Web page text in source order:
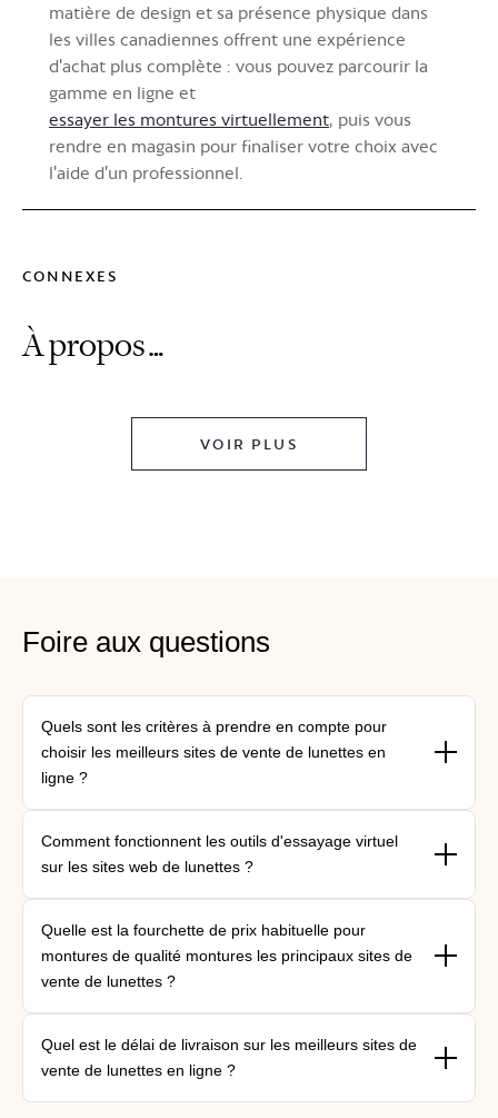
matière de design et sa présence physique dans
les villes canadiennes offrent une expérience
d'achat plus complète : vous pouvez parcourir la
gamme en ligne et
essayer les montures virtuellement, puis vous
rendre en magasin pour finaliser votre choix avec
l'aide d'un professionnel.
CONNEXES
À propos…
VOIR PLUS
Foire aux questions
Quels sont les critères à prendre en compte pour
choisir les meilleurs sites de vente de lunettes en
ligne ?
{"type"=>"root", "children"=>[{"type"=>"paragraph", "children"=>
[{"type"=>"text", "value"=>"Recherchez une tarification
transparente, des politiques de retour de 30 à 45 jours, des
outils garantissant la précision des ordonnances et une
BonLook."}]}]}
Comment fonctionnent les outils d'essayage virtuel
sur les sites web de lunettes ?
{"type"=>"root", "children"=>[{"type"=>"paragraph", "children"=>
[{"type"=>"text", "value"=>"L'essayage virtuel utilise la
cartographie faciale pour simuler l'ajustement de la monture.
Les optométristes de BonLook peuvent affiner les choix lors de
consultationsboutique virtuelles."}]}]}
Quelle est la fourchette de prix habituelle pour
montures de qualité montures les principaux sites de
vente de lunettes ?
{"type"=>"root", "children"=>[{"type"=>"paragraph", "children"=>
[{"type"=>"text", "value"=>" montures de qualité montures des
modèles économiques à 20 $ aux montures de créateurs à 400
$. montures élégantes de BonLook montures à partir de 149 $,
Quel est le délai de livraison sur les meilleurs sites de
vente de lunettes en ligne ?